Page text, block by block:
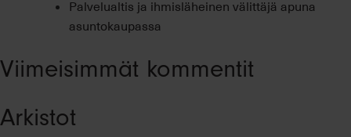
Palvelualtis ja ihmisläheinen välittäjä apuna
asuntokaupassa
Viimeisimmät kommentit
Arkistot